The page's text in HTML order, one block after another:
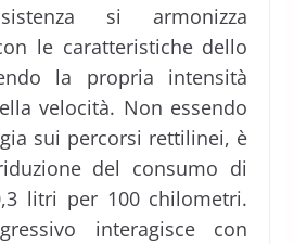
si armonizza
le caratteristiche dello
la propria intensità
velocità. Non essendo
sui percorsi rettilinei, è
del consumo di
litri per 100 chilometri.
interagisce con